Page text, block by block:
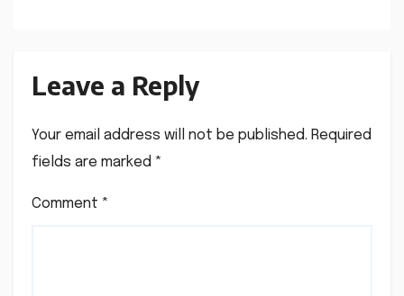
Leave a Reply
Your email address will not be published. Required
fields are marked *
Comment *